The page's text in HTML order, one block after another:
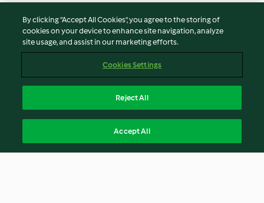
By clicking “Accept All Cookies”, you agree to the storing of
cookies on your device to enhance site navigation, analyze
site usage, and assist in our marketing efforts.
Cookies Settings
Reject All
Accept All